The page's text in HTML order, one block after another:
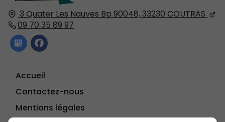
3 Quater Les Nauves Bp 90048,33230 COUTRAS
09 70 35 89 97
Accueil
Contactez-nous
Mentions légales